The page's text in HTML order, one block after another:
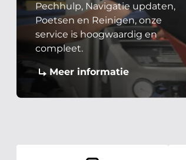
Pechhulp, Navigatie updaten,
Poetsen en Reinigen, onze
service is hoogwaardig en
compleet.
Meer informatie